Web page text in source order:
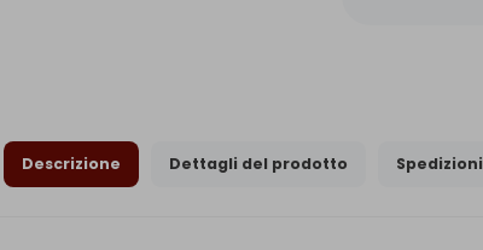
Descrizione Dettagli del prodotto Spedizioni